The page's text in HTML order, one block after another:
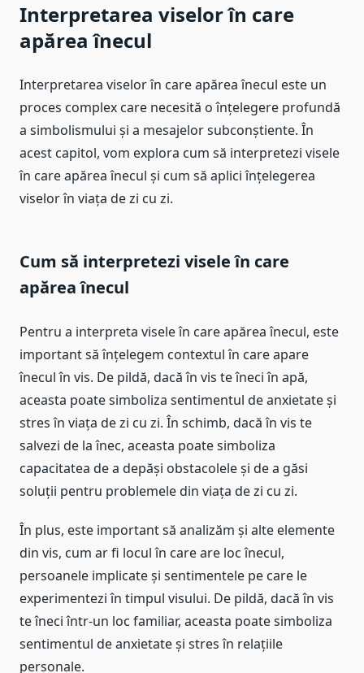
Interpretarea viselor în care
apărea înecul
Interpretarea viselor în care apărea înecul este un
proces complex care necesită o înțelegere profundă
a simbolismului și a mesajelor subconștiente. În
acest capitol, vom explora cum să interpretezi visele
în care apărea înecul și cum să aplici înțelegerea
viselor în viața de zi cu zi.
Cum să interpretezi visele în care
apărea înecul
Pentru a interpreta visele în care apărea înecul, este
important să înțelegem contextul în care apare
înecul în vis. De pildă, dacă în vis te îneci în apă,
aceasta poate simboliza sentimentul de anxietate și
stres în viața de zi cu zi. În schimb, dacă în vis te
salvezi de la înec, aceasta poate simboliza
capacitatea de a depăși obstacolele și de a găsi
soluții pentru problemele din viața de zi cu zi.
În plus, este important să analizăm și alte elemente
din vis, cum ar fi locul în care are loc înecul,
persoanele implicate și sentimentele pe care le
experimentezi în timpul visului. De pildă, dacă în vis
te îneci într-un loc familiar, aceasta poate simboliza
sentimentul de anxietate și stres în relațiile
personale.